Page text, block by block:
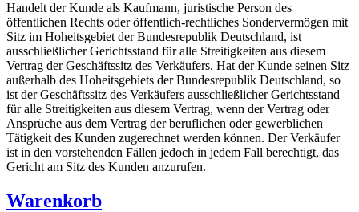
Handelt der Kunde als Kaufmann, juristische Person des
öffentlichen Rechts oder öffentlich-rechtliches Sondervermögen mit
Sitz im Hoheitsgebiet der Bundesrepublik Deutschland, ist
ausschließlicher Gerichtsstand für alle Streitigkeiten aus diesem
Vertrag der Geschäftssitz des Verkäufers. Hat der Kunde seinen Sitz
außerhalb des Hoheitsgebiets der Bundesrepublik Deutschland, so
ist der Geschäftssitz des Verkäufers ausschließlicher Gerichtsstand
für alle Streitigkeiten aus diesem Vertrag, wenn der Vertrag oder
Ansprüche aus dem Vertrag der beruflichen oder gewerblichen
Tätigkeit des Kunden zugerechnet werden können. Der Verkäufer
ist in den vorstehenden Fällen jedoch in jedem Fall berechtigt, das
Gericht am Sitz des Kunden anzurufen.
Warenkorb